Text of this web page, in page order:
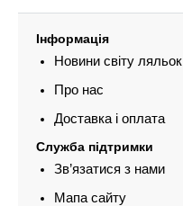
Інформація
Новини світу ляльок
Про нас
Доставка і оплата
Служба підтримки
Зв’язатися з нами
Мапа сайту